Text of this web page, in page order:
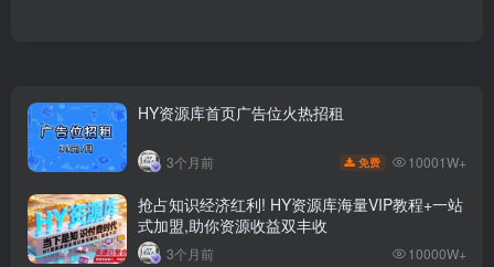
HY资源库首页广告位火热招租
3个月前 免费 10001W+
抢占知识经济红利! HY资源库海量VIP教程+一站
式加盟,助你资源收益双丰收
3个月前 10000W+